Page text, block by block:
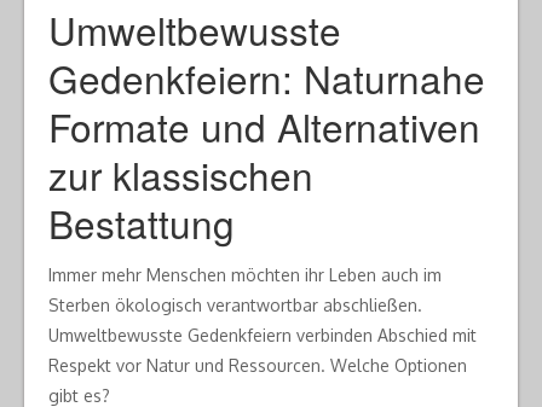
Umweltbewusste
Gedenkfeiern: Naturnahe
Formate und Alternativen
zur klassischen
Bestattung
Immer mehr Menschen möchten ihr Leben auch im
Sterben ökologisch verantwortbar abschließen.
Umweltbewusste Gedenkfeiern verbinden Abschied mit
Respekt vor Natur und Ressourcen. Welche Optionen
gibt es?